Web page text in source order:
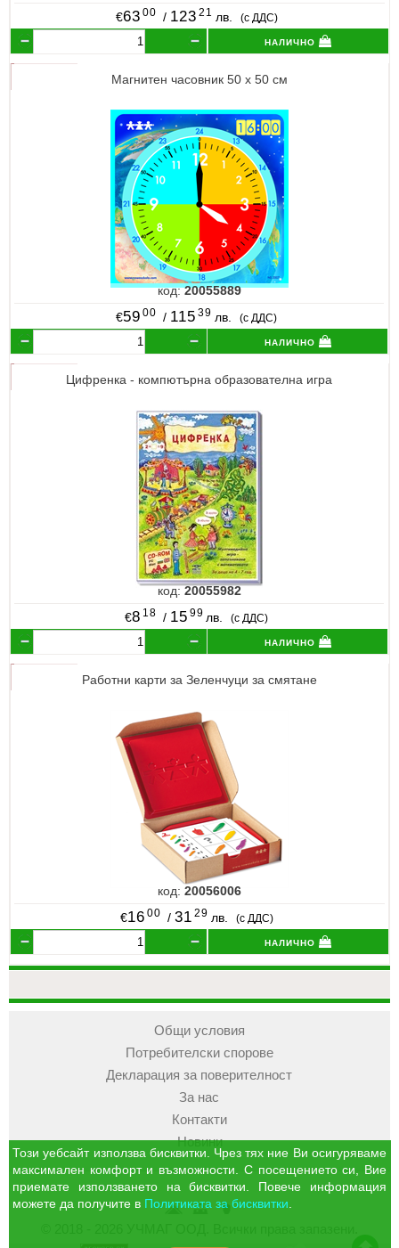
€63 00 / 123 21 лв. (с ДДС)
налично
Магнитен часовник 50 х 50 см
код:20055889
€59 00 / 115 39 лв. (с ДДС)
налично
Цифренка - компютърна образователна игра
код:20055982
€8 18 / 15 99 лв. (с ДДС)
налично
Работни карти за Зеленчуци за смятане
код: 20056006
€16 00 /31 29 лв. (с ДДС)
налично
Общи условия
Потребителски спорове
Декларация за поверителност
За нас
Контакти
Новини
УЧМАГКошница
Профил
Този уебсайт използва бисквитки. Чрез тях ние Ви осигуряваме
максимален комфорт и възможности. С посещението си, Вие
приемате използването на бисквитки. Повече информация
можете да получите в Политиката за бисквитки.